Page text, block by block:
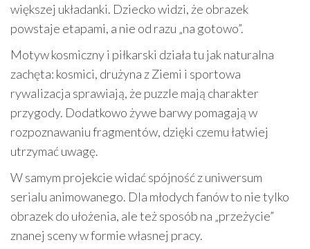
większej układanki. Dziecko widzi, że obrazek
powstaje etapami, a nie od razu „na gotowo”.
Motyw kosmiczny i piłkarski działa tu jak naturalna
zachęta: kosmici, drużyna z Ziemi i sportowa
rywalizacja sprawiają, że puzzle mają charakter
przygody. Dodatkowo żywe barwy pomagają w
rozpoznawaniu fragmentów, dzięki czemu łatwiej
utrzymać uwagę.
W samym projekcie widać spójność z uniwersum
serialu animowanego. Dla młodych fanów to nie tylko
obrazek do ułożenia, ale też sposób na „przeżycie”
znanej sceny w formie własnej pracy.